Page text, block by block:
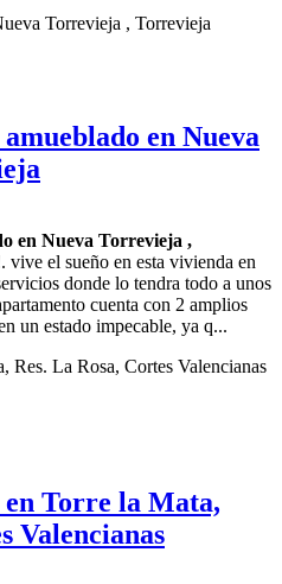
en Nueva
en Nueva Torrevieja ,
vive el sueño en esta vivienda en
donde lo tendra todo a unos
cuenta con 2 amplios
un estado impecable, ya q...
Torre la Mata,
Valencianas